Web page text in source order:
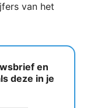
van het
en
deze in je